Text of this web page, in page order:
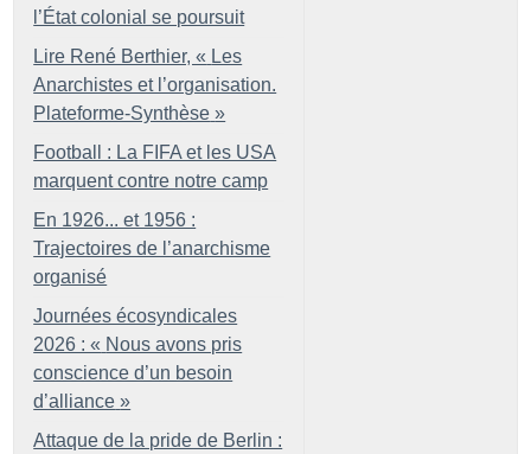
l’État colonial se poursuit
Lire René Berthier, « Les
Anarchistes et l’organisation.
Plateforme-Synthèse »
Football : La FIFA et les USA
marquent contre notre camp
En 1926... et 1956 :
Trajectoires de l’anarchisme
organisé
Journées écosyndicales
2026 : « Nous avons pris
conscience d’un besoin
d’alliance »
Attaque de la pride de Berlin :